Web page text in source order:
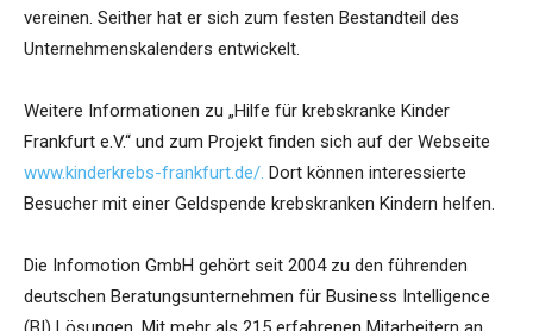
vereinen. Seither hat er sich zum festen Bestandteil des
Unternehmenskalenders entwickelt.
Weitere Informationen zu „Hilfe für krebskranke Kinder
Frankfurt e.V.“ und zum Projekt finden sich auf der Webseite
www.kinderkrebs-frankfurt.de/. Dort können interessierte
Besucher mit einer Geldspende krebskranken Kindern helfen.
Die Infomotion GmbH gehört seit 2004 zu den führenden
deutschen Beratungsunternehmen für Business Intelligence